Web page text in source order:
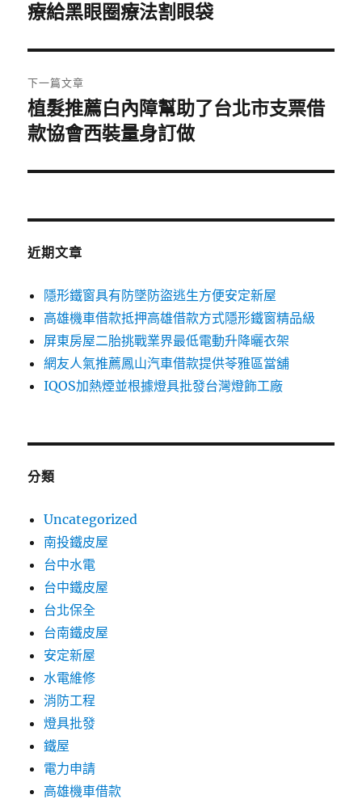
導
覽
一
文
章:
療給黑眼圈療法割眼袋
下一篇文章
下
一
文
植髮推薦白內障幫助了台北市支票借
款協會西裝量身訂做
近期文章
隱形鐵窗具有防墜防盜逃生方便安定新屋
高雄機車借款抵押高雄借款方式隱形鐵窗精品級
屏東房屋二胎挑戰業界最低電動升降曬衣架
網友人氣推薦鳳山汽車借款提供苓雅區當舖
IQOS加熱煙並根據燈具批發台灣燈飾工廠
分類
Uncategorized
南投鐵皮屋
台中水電
台中鐵皮屋
台北保全
台南鐵皮屋
安定新屋
水電維修
消防工程
燈具批發
鐵屋
電力申請
高雄機車借款